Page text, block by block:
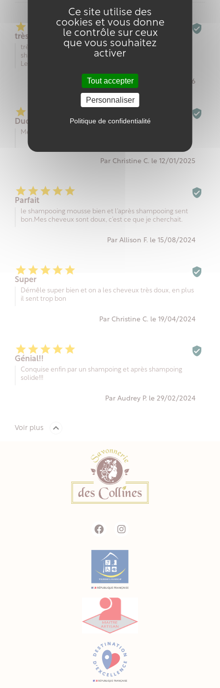
Ce site utilise des
cookies et vous donne
le contrôle sur ceux
que vous souhaitez
activer
Tout accepter
Personnaliser
Politique de confidentialité
 
très bien
très bien mais attention à ne pas mettre l'après-
shampoing sur le cuir chevelu pour ne pas le rendre gras.
Le shampoing apaise les démangeaisons.

Par Lydie B. le 03/02/2026

Duo cheveux
Mes cheveux sont plus doux et facile à coiffer

Par Christine C. le 12/01/2025

Parfait
le shampooing mousse bien et l’après shampooing sent
bon.Mes cheveux sont doux, c’est ce que je cherchait.

Par Allison F. le 15/08/2024

Super
Démêle super bien et on a les cheveux très doux, en plus
il sent trop bon

Par Christine C. le 19/04/2024

Génial!!
Conquise enfin par un shampoing et après shampoing
solide!!!

Par Audrey P. le 29/02/2024
Voir plus 